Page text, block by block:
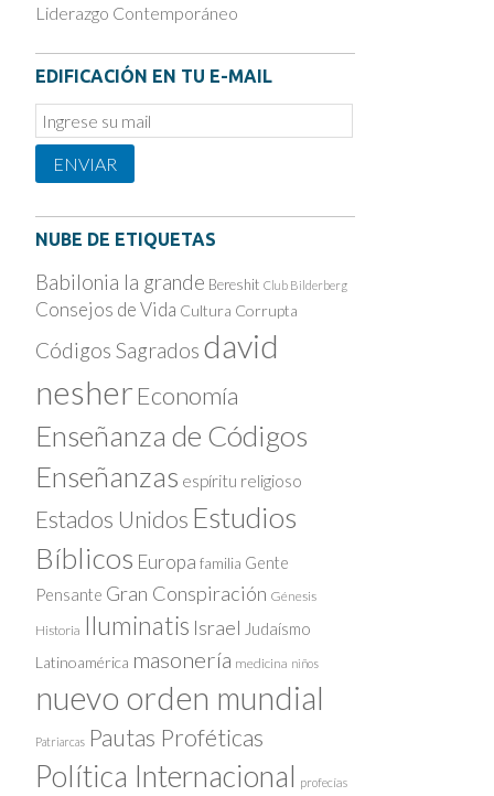
Liderazgo Contemporáneo
EDIFICACIÓN EN TU E-MAIL
Email
Subscription
ENVIAR
NUBE DE ETIQUETAS
Babilonia la grande Bereshit Club Bilderberg
Consejos de Vida Cultura Corrupta
Códigos Sagrados david
nesher Economía
Enseñanza de Códigos
Enseñanzas espíritu religioso
Estados Unidos Estudios
Bíblicos Europa familia Gente
Pensante Gran Conspiración Génesis
Historia Iluminatis Israel Judaísmo
Latinoamérica masonería medicina niños
nuevo orden mundial
Patriarcas Pautas Proféticas
Política Internacional profecías